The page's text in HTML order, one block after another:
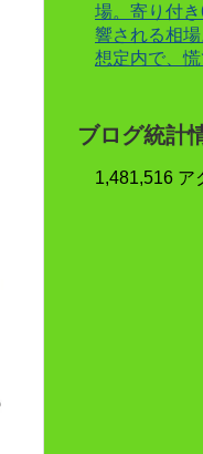
場。寄り付
響される相
想定内で、慌
ブログ統計
1,481,516 ア